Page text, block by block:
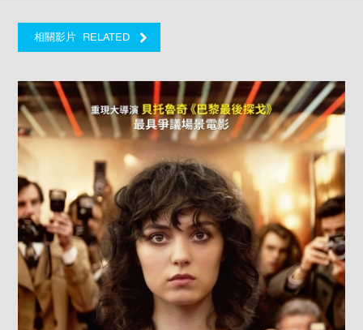
相關影片 RELATED